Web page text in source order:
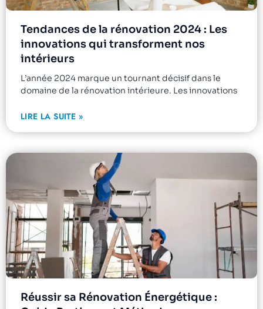
Tendances de la rénovation 2024 : Les
innovations qui transforment nos
intérieurs
L’année 2024 marque un tournant décisif dans le
domaine de la rénovation intérieure. Les innovations
LIRE LA SUITE »
Réussir sa Rénovation Énergétique :